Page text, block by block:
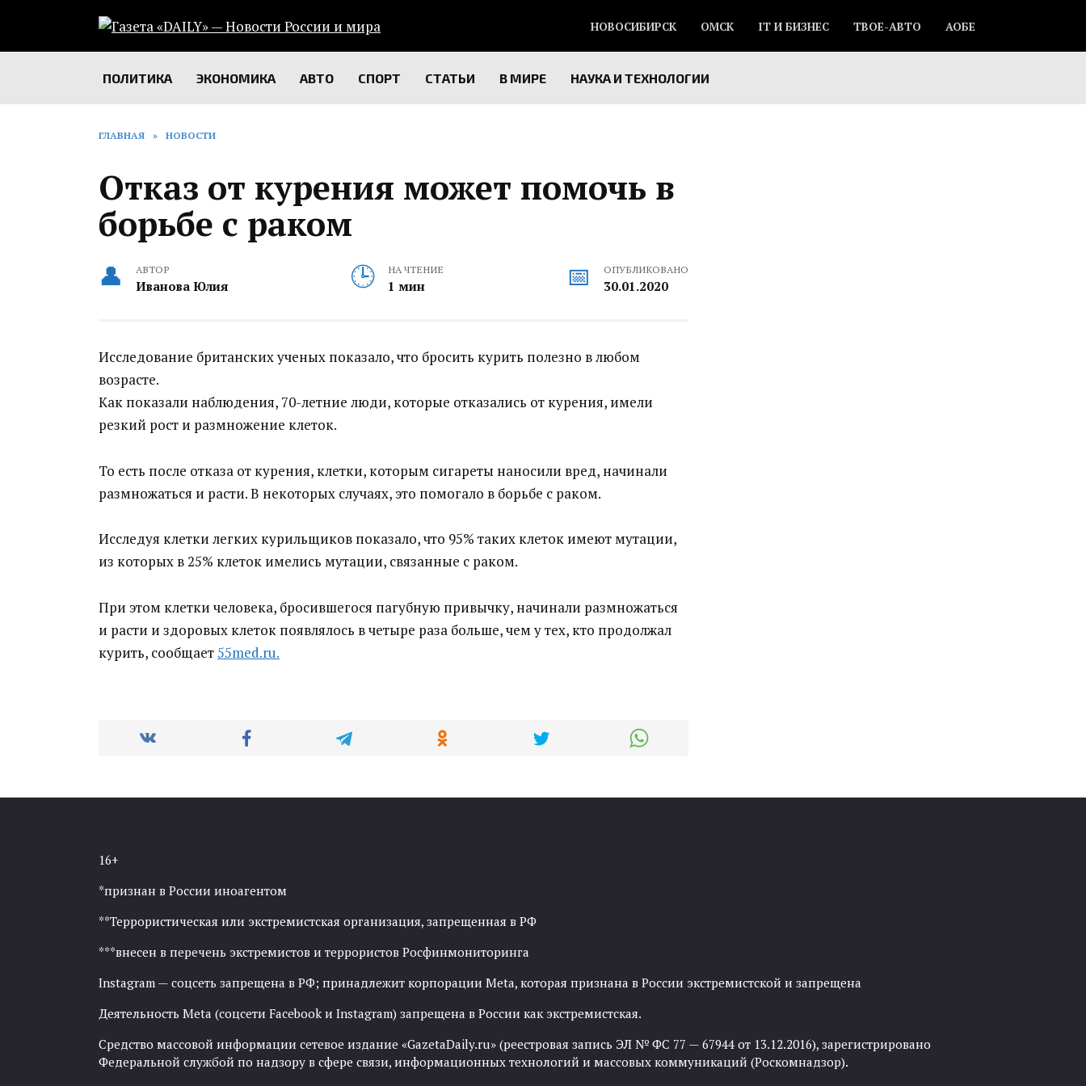
содержанию
НОВОСИБИРСК ОМСК IT И БИЗНЕС ТВОЕ-АВТО АОБЕ
ПОЛИТИКА ЭКОНОМИКА АВТО СПОРТ СТАТЬИ В МИРЕ НАУКА И ТЕХНОЛОГИИ
ГЛАВНАЯ » НОВОСТИ
Отказ от курения может помочь в
борьбе с раком
АВТОР
Иванова Юлия
НА ЧТЕНИЕ
1 мин
ОПУБЛИКОВАНО
30.01.2020
Исследование британских ученых показало, что бросить курить полезно в любом
возрасте.
Как показали наблюдения, 70-летние люди, которые отказались от курения, имели
резкий рост и размножение клеток.
То есть после отказа от курения, клетки, которым сигареты наносили вред, начинали
размножаться и расти. В некоторых случаях, это помогало в борьбе с раком.
Исследуя клетки легких курильщиков показало, что 95% таких клеток имеют мутации,
из которых в 25% клеток имелись мутации, связанные с раком.
При этом клетки человека, бросившегося пагубную привычку, начинали размножаться
и расти и здоровых клеток появлялось в четыре раза больше, чем у тех, кто продолжал
курить, сообщает55med.ru.
16+
*признан в России иноагентом
**Террористическая или экстремистская организация, запрещенная в РФ
***внесен в перечень экстремистов и террористов Росфинмониторинга
Instagram — соцсеть запрещена в РФ; принадлежит корпорации Meta, которая признана в России экстремистской и запрещена
Деятельность Meta (соцсети Facebook и Instagram) запрещена в России как экстремистская.
Средство массовой информации сетевое издание «GazetaDaily.ru» (реестровая запись ЭЛ № ФС 77 — 67944 от 13.12.2016), зарегистрировано
Федеральной службой по надзору в сфере связи, информационных технологий и массовых коммуникаций (Роскомнадзор).